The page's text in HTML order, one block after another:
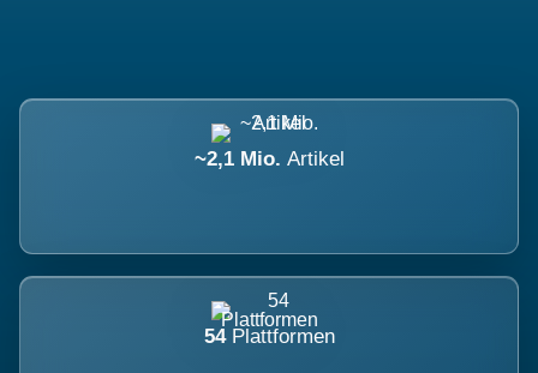
~2,1 Mio. Artikel
54 Plattformen